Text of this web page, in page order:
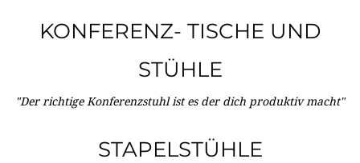
KONFERENZ- TISCHE UND
STÜHLE
"Der richtige Konferenzstuhl ist es der dich produktiv macht"
STAPELSTÜHLE